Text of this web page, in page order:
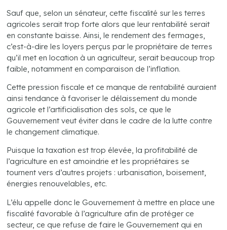
Sauf que, selon un sénateur, cette fiscalité sur les terres
agricoles serait trop forte alors que leur rentabilité serait
en constante baisse. Ainsi, le rendement des fermages,
c’est-à-dire les loyers perçus par le propriétaire de terres
qu’il met en location à un agriculteur, serait beaucoup trop
faible, notamment en comparaison de l’inflation.
Cette pression fiscale et ce manque de rentabilité auraient
ainsi tendance à favoriser le délaissement du monde
agricole et l’artificialisation des sols, ce que le
Gouvernement veut éviter dans le cadre de la lutte contre
le changement climatique.
Puisque la taxation est trop élevée, la profitabilité de
l’agriculture en est amoindrie et les propriétaires se
tournent vers d’autres projets : urbanisation, boisement,
énergies renouvelables, etc.
L’élu appelle donc le Gouvernement à mettre en place une
fiscalité favorable à l’agriculture afin de protéger ce
secteur, ce que refuse de faire le Gouvernement qui en